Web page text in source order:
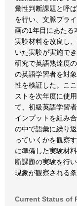
彙性判断課題と呼
を行い、文脈プラ
画の1年目にあたる
実験材料を改良し
いた実験が実施で
研究で英語熟達度
の英語学習者を対
性を検証した。こ
ストを次年度に使
て、初級英語学習
インプットを組み
の中で語彙に繰り
っていくかを観察
に準備した実験材
断課題の実験を行
現象が観察される
Current Status of